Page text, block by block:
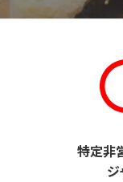
特定非
ジ